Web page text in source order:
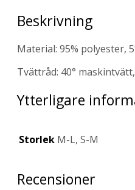
Beskrivning
Material: 95% polyester,
Tvättråd: 40°
Ytterligare
Storlek M-L, S-M
Recensioner